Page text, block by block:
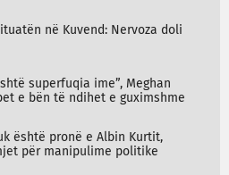
në Kuvend: Nervoza doli
superfuqia ime”, Meghan
e bën të ndihet e guximshme
është pronë e Albin Kurtit,
për manipulime politike